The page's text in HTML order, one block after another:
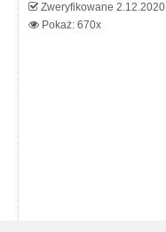
Zweryfikowane 2.12.2020
Pokaż: 670x